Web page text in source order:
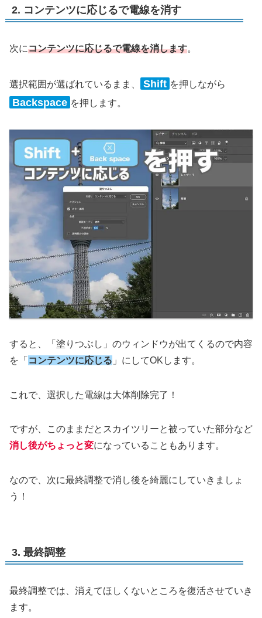
2. コンテンツに応じるで電線を消す
次にコンテンツに応じるで電線を消します。
選択範囲が選ばれているまま、 Shift を押しながら
Backspace を押します。
すると、「塗りつぶし」のウィンドウが出てくるので内容
を「 コンテンツに応じる 」にしてOKします。
これで、選択した電線は大体削除完了！
ですが、このままだとスカイツリーと被っていた部分など
消し後がちょっと変になっていることもあります。
なので、次に最終調整で消し後を綺麗にしていきましょ
う！
3. 最終調整
最終調整では、消えてほしくないところを復活させていき
ます。